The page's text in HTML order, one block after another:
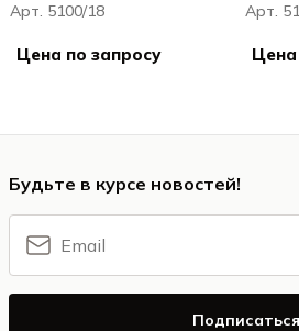
Арт. 5100/18
Цена по запросу
Арт.
Цена
Будьте в курсе новостей!
Подписаться